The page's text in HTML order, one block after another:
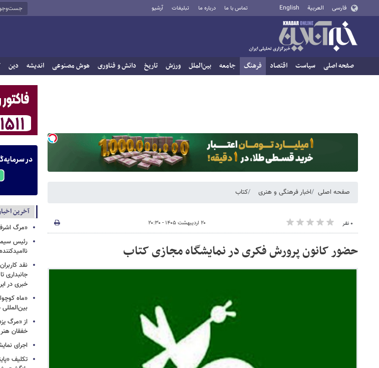
فارسی العربية English تماس با ما درباره ما تبلیغات آرشیو
صفحه اصلی سیاست اقتصاد فرهنگ جامعه بین‌الملل ورزش تاریخ دانش و فناوری هوش مصنوعی اندیشه دین
صفحه اصلی اخبار فرهنگی و هنری کتاب
۰ نفر ۲۰ اردیبهشت ۱۴۰۵ - ۲۰:۳۰
حضور کانون پرورش فکری در نمایشگاه مجازی کتاب
آخرین
​​​​​​​«مرگ
رئیس
نقد
جانبداری
خبری در
«ماه
از «مرگ
خفقان
اجرای